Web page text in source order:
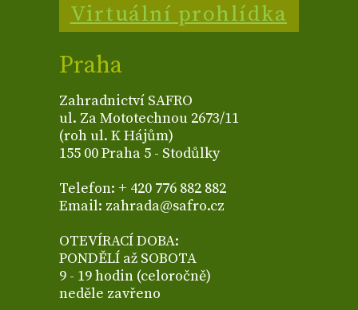
Virtuální prohlídka
Praha
Zahradnictví SAFRO
ul. Za Mototechnou 2673/11
(roh ul. K Hájům)
155 00 Praha 5 - Stodůlky
Telefon: + 420 776 882 882
Email: zahrada@safro.cz
OTEVÍRACÍ DOBA:
PONDĚLÍ až SOBOTA
9 - 19 hodin (celoročně)
neděle zavřeno